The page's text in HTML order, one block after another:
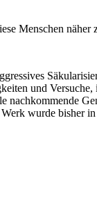
Menschen näher
und
wurde bisher in